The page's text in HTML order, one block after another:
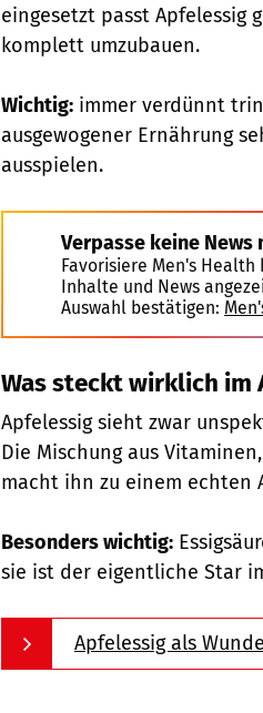
eingesetzt passt Apfelessig
komplett umzubauen.
Wichtig: immer verdünnt
ausgewogener Ernährung
ausspielen.
Verpasse keine News
Favorisiere Men's
Inhalte und News
Auswahl bestätigen:
Was steckt wirklich im
Apfelessig sieht zwar
Die Mischung aus
macht ihn zu einem echten
Besonders wichtig:
sie ist der eigentliche Star
Apfelessig als